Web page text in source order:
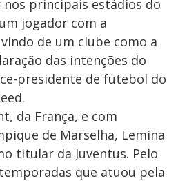
principais estádios do
jogador com a
de um clube como a
das intenções do
presidente de futebol do
da França, e com
de Marselha, Lemina
titular da Juventus. Pelo
que atuou pela